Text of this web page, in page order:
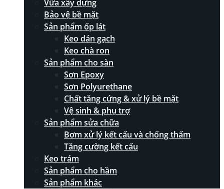
Vữa xây dựng
Bảo vệ bề mặt
Sản phẩm ốp lát
Keo dán gạch
Keo chà ron
Sản phẩm cho sàn
Sơn Epoxy
Sơn Polyurethane
Chất tăng cứng & xử lý bề mặt
Vệ sinh & phụ trợ
Sản phẩm sửa chữa
Bơm xử lý kết cấu và chống thấm
Tăng cường kết cấu
Keo trám
Sản phẩm cho hầm
Sản phẩm khác